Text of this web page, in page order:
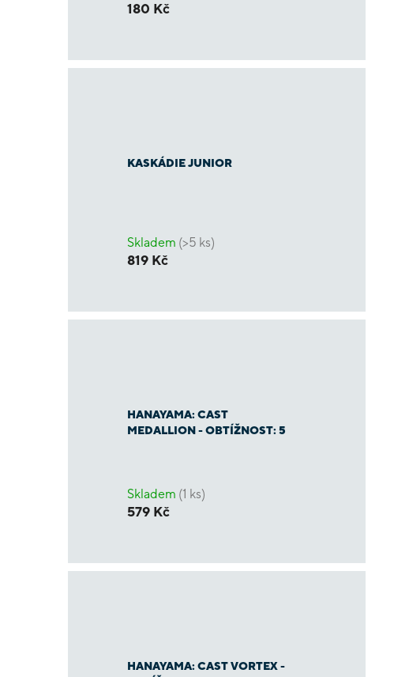
180 Kč
KASKÁDIE JUNIOR
Skladem (>5 ks)
819 Kč
HANAYAMA: CAST
MEDALLION - OBTÍŽNOST: 5
Skladem (1 ks)
579 Kč
HANAYAMA: CAST VORTEX -